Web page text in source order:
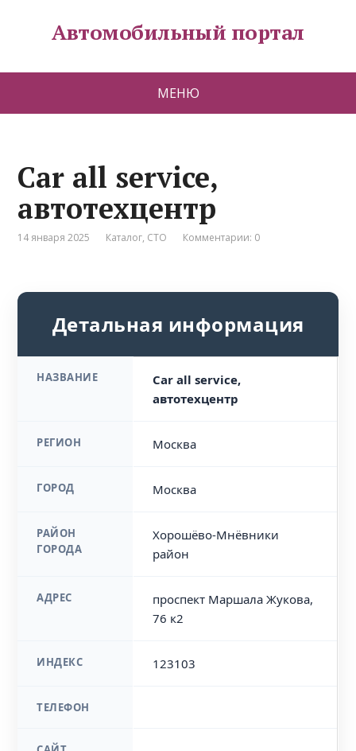
Автомобильный портал
МЕНЮ
Car all service,
автотехцентр
14 января 2025 Каталог, СТО Комментарии: 0
Детальная информация
НАЗВАНИЕ
Car all service,
автотехцентр
РЕГИОН Москва
ГОРОД Москва
РАЙОН
ГОРОДА
Хорошёво-Мнёвники
район
АДРЕС
проспект Маршала Жукова,
76 к2
ИНДЕКС 123103
ТЕЛЕФОН